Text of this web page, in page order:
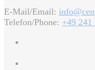
E-Mail/Email:
Telefon/Phone: +49 241